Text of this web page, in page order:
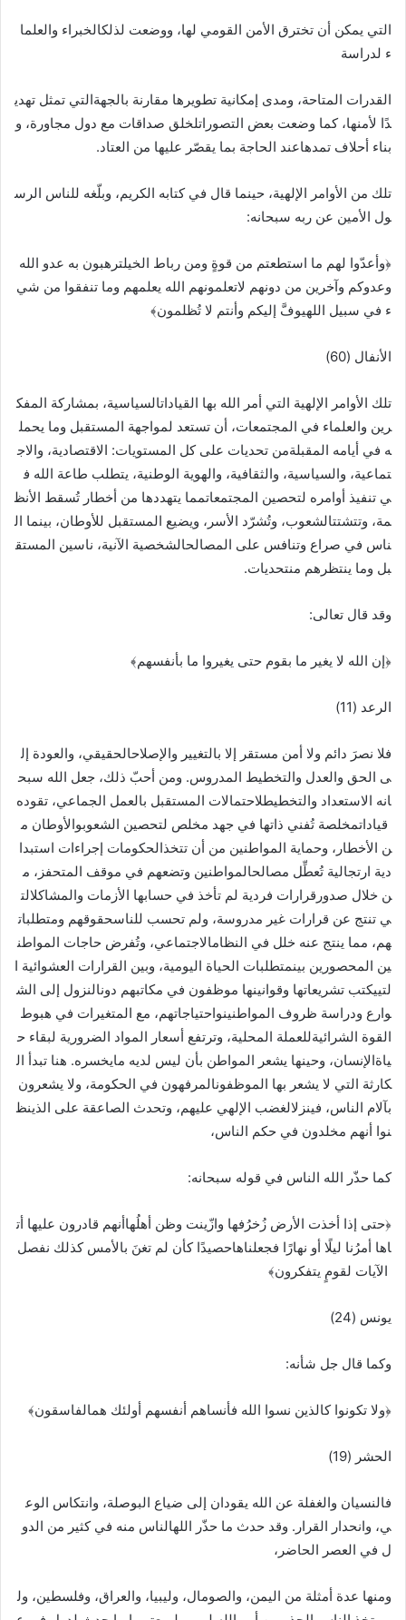
التي يمكن أن تخترق الأمن القومي لها، ووضعت لذلكالخبراء والعلما
ء لدراسة
القدرات المتاحة، ومدى إمكانية تطويرها مقارنة بالجهةالتي تمثل تهدي
دًا لأمنها، كما وضعت بعض التصوراتلخلق صداقات مع دول مجاورة، و
بناء أحلاف تمدهاعند الحاجة بما يقصّر عليها من العتاد.
تلك من الأوامر الإلهية، حينما قال في كتابه الكريم، وبلّغه للناس الرس
ول الأمين عن ربه سبحانه:
﴿وأعدّوا لهم ما استطعتم من قوةٍ ومن رباط الخيلترهبون به عدو الله
وعدوكم وآخرين من دونهم لاتعلمونهم الله يعلمهم وما تنفقوا من شي
ء في سبيل اللهيوفَّ إليكم وأنتم لا تُظلمون﴾
الأنفال (60)
تلك الأوامر الإلهية التي أمر الله بها القياداتالسياسية، بمشاركة المفك
رين والعلماء في المجتمعات، أن تستعد لمواجهة المستقبل وما يحمل
ه في أيامه المقبلةمن تحديات على كل المستويات: الاقتصادية، والاج
تماعية، والسياسية، والثقافية، والهوية الوطنية، يتطلب طاعة الله ف
ي تنفيذ أوامره لتحصين المجتمعاتمما يتهددها من أخطار تُسقط الأنظ
مة، وتتشتتالشعوب، وتُشرّد الأسر، ويضيع المستقبل للأوطان، بينما ال
ناس في صراع وتنافس على المصالحالشخصية الآنية، ناسين المستق
بل وما ينتظرهم منتحديات.
وقد قال تعالى:
﴿إن الله لا يغير ما بقوم حتى يغيروا ما بأنفسهم﴾
الرعد (11)
فلا نصرَ دائم ولا أمن مستقر إلا بالتغيير والإصلاحالحقيقي، والعودة إل
ى الحق والعدل والتخطيط المدروس. ومن أحبّ ذلك، جعل الله سبح
انه الاستعداد والتخطيطلاحتمالات المستقبل بالعمل الجماعي، تقوده
قياداتمخلصة تُفني ذاتها في جهد مخلص لتحصين الشعوبوالأوطان م
ن الأخطار، وحماية المواطنين من أن تتخذالحكومات إجراءات استبدا
دية ارتجالية تُعطِّل مصالحالمواطنين وتضعهم في موقف المتحفز، م
ن خلال صدورقرارات فردية لم تأخذ في حسابها الأزمات والمشاكلالت
ي تنتج عن قرارات غير مدروسة، ولم تحسب للناسحقوقهم ومتطلبات
هم، مما ينتج عنه خلل في النظامالاجتماعي، وتُفرض حاجات المواطن
ين المحصورين بينمتطلبات الحياة اليومية، وبين القرارات العشوائية ا
لتييكتب تشريعاتها وقوانينها موظفون في مكاتبهم دونالنزول إلى الش
وارع ودراسة ظروف المواطنينواحتياجاتهم، مع المتغيرات في هبوط
القوة الشرائيةللعملة المحلية، وترتفع أسعار المواد الضرورية لبقاء ح
ياةالإنسان، وحينها يشعر المواطن بأن ليس لديه مايخسره. هنا تبدأ ال
كارثة التي لا يشعر بها الموظفونالمرفهون في الحكومة، ولا يشعرون
بآلام الناس، فينزلالغضب الإلهي عليهم، وتحدث الصاعقة على الذينظ
نوا أنهم مخلدون في حكم الناس،
كما حذّر الله الناس في قوله سبحانه:
﴿حتى إذا أخذت الأرض زُخرُفها وازّينت وظن أهلُهاأنهم قادرون عليها أت
اها أمرُنا ليلًا أو نهارًا فجعلناهاحصيدًا كأن لم تغنَ بالأمس كذلك نفصل
الآيات لقومٍ يتفكرون﴾
يونس (24)
وكما قال جل شأنه:
﴿ولا تكونوا كالذين نسوا الله فأنساهم أنفسهم أولئك همالفاسقون﴾
الحشر (19)
فالنسيان والغفلة عن الله يقودان إلى ضياع البوصلة، وانتكاس الوع
ي، وانحدار القرار. وقد حدث ما حذّر اللهالناس منه في كثير من الدو
ل في العصر الحاضر،
ومنها عدة أمثلة من اليمن، والصومال، وليبيا، والعراق، وفلسطين، ول